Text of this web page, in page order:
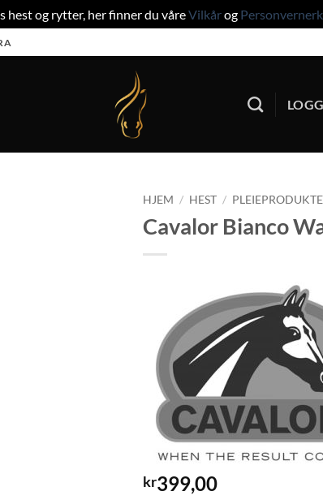
hest og rytter, her finner du våreVilkårog
HJEM / HEST /
Cavalor Bianco
kr399,00